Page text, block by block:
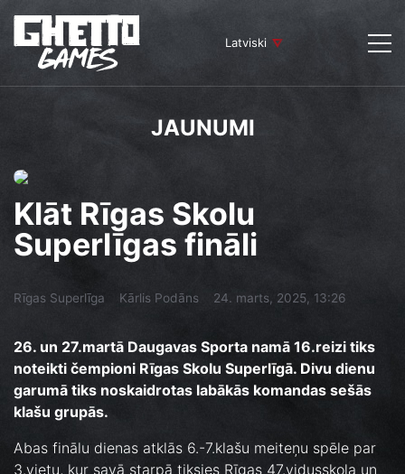
Latviski
JAUNUMI
Klāt Rīgas Skolu
Superlīgas fināli
Rīgas Superlīga Kārlis Podāns 24. marts, 2025, 13:26
26. un 27.martā Daugavas Sporta namā 16.reizi tiks
noteikti čempioni Rīgas Skolu Superlīgā. Divu dienu
garumā tiks noskaidrotas labākās komandas sešās
klašu grupās.
Abas finālu dienas atklās 6.-7.klašu meiteņu spēle par
3.vietu, kur savā starpā tiksies Rīgas 47.vidusskola un